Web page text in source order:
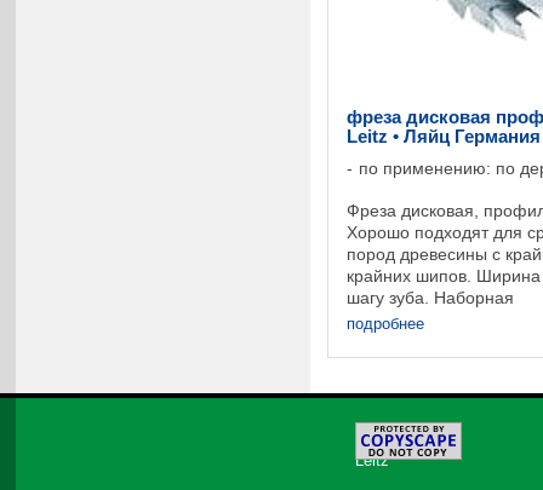
фреза дисковая
Leitz • Ляйц Германия
по применению: по
Фреза дисковая,
Хорошо подходят для
пород древесины с
крайних шипов. Ширина
шагу зуба. Наборная
подробнее
©2026
Leitz